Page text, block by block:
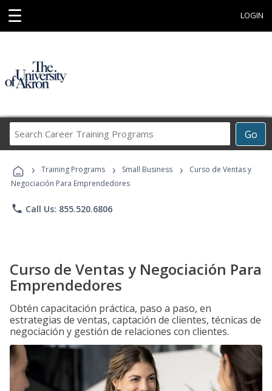
☰ LOGIN
Go
Career
Programs
› Training Programs › Small Business ›
Curso de Ventas y
Negociación Para Emprendedores
phone Call Us: 855.520.6806
Curso de Ventas y Negociación Para
Emprendedores
Obtén capacitación práctica, paso a paso, en
estrategias de ventas, captación de clientes, técnicas de
negociación y gestión de relaciones con clientes.